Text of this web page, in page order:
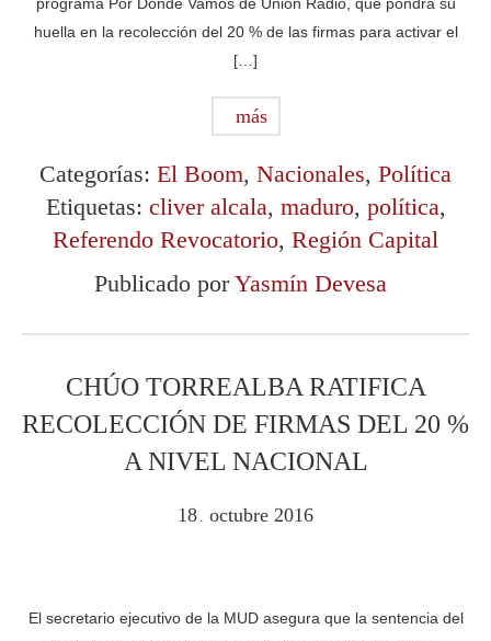
huella en la recolección del 20 % de las firmas para activar el
[…]
más
Categorías: El Boom, Nacionales, Política
Etiquetas: cliver alcala, maduro, política,
Referendo Revocatorio, Región Capital
Publicado porYasmín Devesa
CHÚO TORREALBA RATIFICA
RECOLECCIÓN DE FIRMAS DEL 20 %
A NIVEL NACIONAL
18 . octubre 2016
El secretario ejecutivo de la MUD asegura que la sentencia del